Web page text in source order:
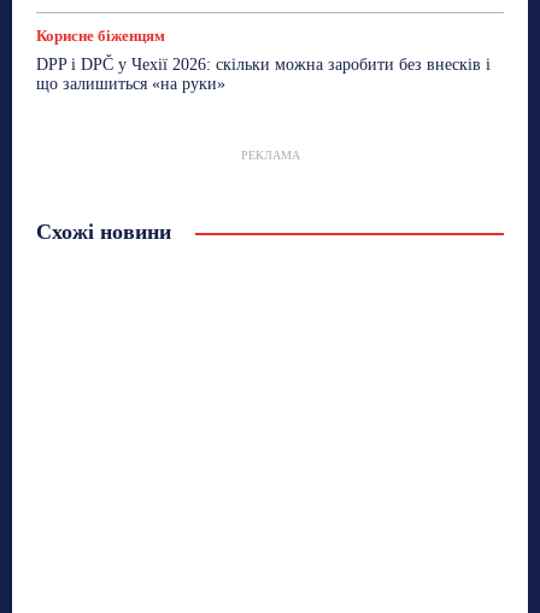
Корисне біженцям
DPP і DPČ у Чехії 2026: скільки можна заробити без внесків і
що залишиться «на руки»
РЕКЛАМА
Схожі новини